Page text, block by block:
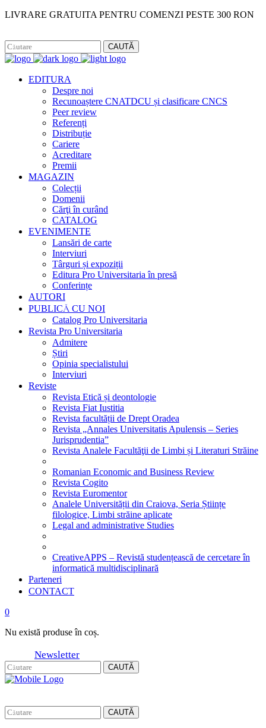
LIVRARE GRATUITA PENTRU COMENZI PESTE 300 RON
CAUTĂ
EDITURA
Despre noi
Recunoaștere CNATDCU și clasificare CNCS
Peer review
Referenți
Distribuție
Cariere
Acreditare
Premii
MAGAZIN
Colecții
Domenii
Cărţi în curând
CATALOG
EVENIMENTE
Lansări de carte
Interviuri
Târguri și expoziții
Editura Pro Universitaria în presă
Conferințe
AUTORI
PUBLICĂ CU NOI
Catalog Pro Universitaria
Revista Pro Universitaria
Admitere
Știri
Opinia specialistului
Interviuri
Reviste
Revista Etică și deontologie
Revista Fiat Iustitia
Revista facultății de Drept Oradea
Revista „Annales Universitatis Apulensis – Series
Jurisprudentia”
Revista Analele Facultăţii de Limbi și Literaturi Străine
Romanian Economic and Business Review
Revista Cogito
Revista Euromentor
Analele Universității din Craiova, Seria Științe
filologice, Limbi străine aplicate
Legal and administrative Studies
CreativeAPPS – Revistă studențească de cercetare în
informatică multidisciplinară
Parteneri
CONTACT
0
Nu există produse în coș.
Newsletter
CAUTĂ
CAUTĂ